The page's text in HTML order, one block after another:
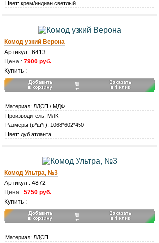
Цвет: крем/индиан светлый
Комод узкий Верона
Артикул : 6413
Цена : 7900 руб.
Купить :
Материал: ЛДСП / МДФ
Производитель: МЛК
Размеры (в*ш*г): 1068*602*450
Цвет: дуб атланта
Комод Ультра, №3
Артикул : 4872
Цена : 5750 руб.
Купить :
Материал: ЛДСП